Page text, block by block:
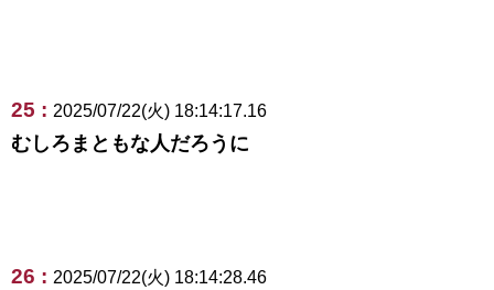
25 : 2025/07/22(火) 18:14:17.16
むしろまともな人だろうに
26 : 2025/07/22(火) 18:14:28.46